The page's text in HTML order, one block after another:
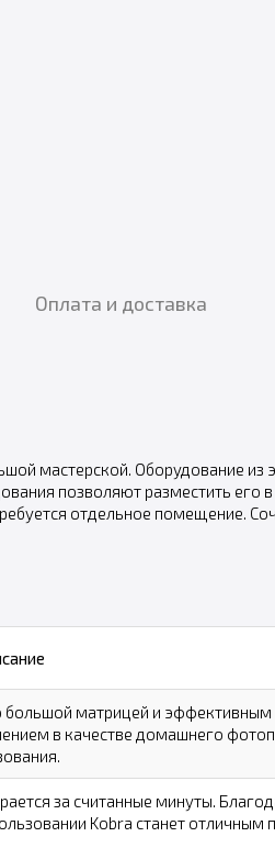
Оплата и доставка
мастерской. Оборудование из
позволяют разместить его
отдельное помещение.
большой матрицей и
в качестве домашнего
за считанные минуты.
Kobra станет отличным